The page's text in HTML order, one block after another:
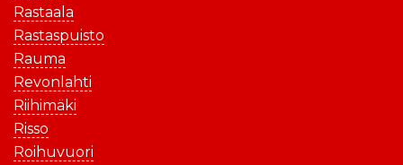
Rastaala
Rastaspuisto
Rauma
Revonlahti
Riihimäki
Risso
Roihuvuori